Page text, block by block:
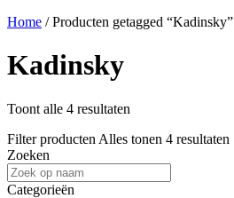
Home / Producten getagged “Kadinsky”
Kadinsky
Toont alle 4 resultaten
Filter producten Alles tonen 4 resultaten
Zoeken
Categorieën